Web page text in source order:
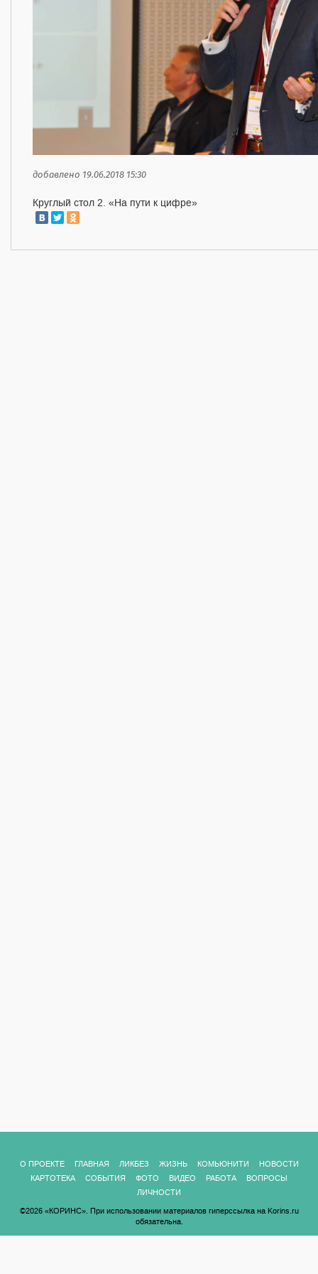
добавлено 19.06.2018 15:30
Круглый стол 2. «На пути к цифре»
О ПРОЕКТЕ ГЛАВНАЯ ЛИКБЕЗ ЖИЗНЬ КОМЬЮНИТИ
НОВОСТИ
КАРТОТЕКА
СОБЫТИЯ ФОТО ВИДЕО РАБОТА
ВОПРОСЫ
ЛИЧНОСТИ
©2026 «КОРИНС». При использовании материалов гиперссылка на Korins.ru
обязательна.